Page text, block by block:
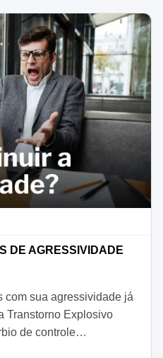
DE AGRESSIVIDADE
com sua agressividade já
Transtorno Explosivo
de controle…